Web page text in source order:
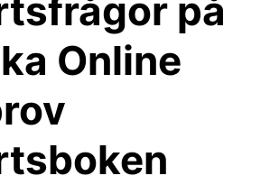
på
Online